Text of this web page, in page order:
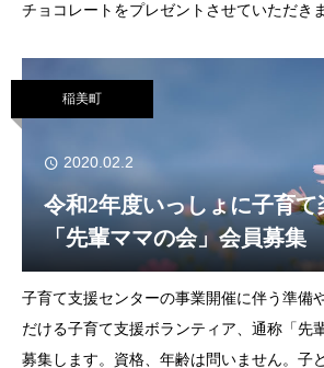
チョコレートをプレゼントさせていただき
稲美町
2020.02.2
令和2年度いっしょに子育て
「先輩ママの会」会員募集
子育て支援センターの事業開催に伴う準備
だける子育て支援ボランティア、通称「先
募集します。資格、年齢は問いません。子